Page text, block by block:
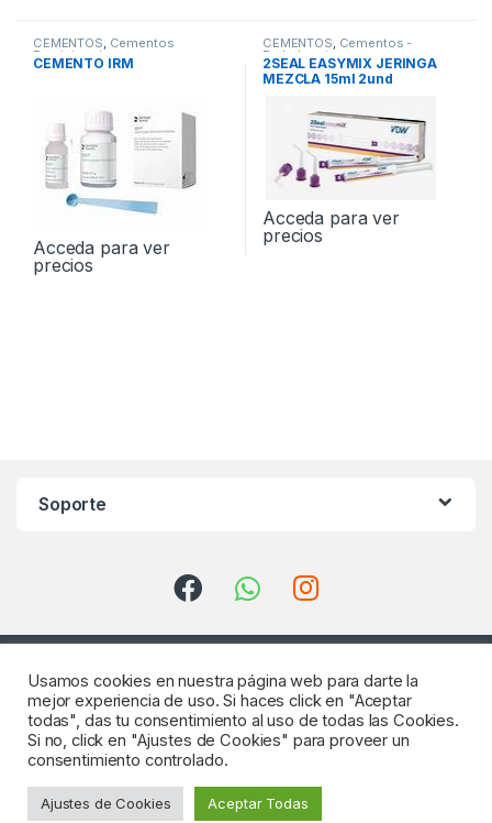
CEMENTOS, Cementos
Provisionales
CEMENTO IRM
Acceda para ver
precios
CEMENTOS, Cementos -
Endodoncia
2SEAL EASYMIX JERINGA
MEZCLA 15ml 2und
Acceda para ver
precios
Soporte
¿Consultas? Llámenos
922 64 18 04
Usamos cookies en nuestra página web para darte la
mejor experiencia de uso. Si haces click en "Aceptar
todas", das tu consentimiento al uso de todas las Cookies.
Si no, click en "Ajustes de Cookies" para proveer un
consentimiento controlado.
Ajustes de Cookies Aceptar Todas